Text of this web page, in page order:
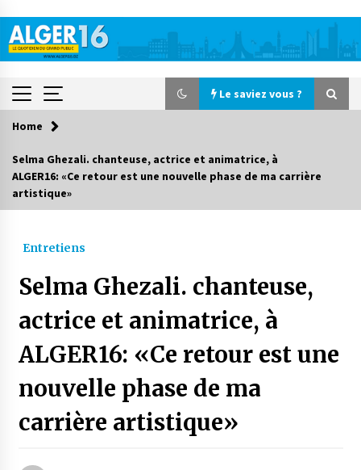
content
Le saviez vous ?
Le saviez vous ?
Accidents de la circulation : 11 décès et 243
4 jours ago
Parking de la Promenade des Sablettes : Mis en
service de bornes automatiques
5 jours ago
Carte Chiffa : Mise à jour au niveau des
pharmacies désormais possible pour les
ayants droit
Home
Selma Ghezali. chanteuse, actrice et animatrice, à
ALGER16: «Ce retour est une nouvelle phase de ma carrière
artistique»
Entretiens
Selma Ghezali. chanteuse,
actrice et animatrice, à
ALGER16: «Ce retour est une
nouvelle phase de ma
carrière artistique»